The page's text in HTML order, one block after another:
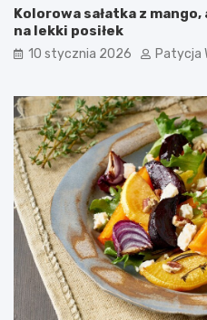
Kolorowa sałatka z
na lekki posiłek
10 stycznia 2026 Patycja